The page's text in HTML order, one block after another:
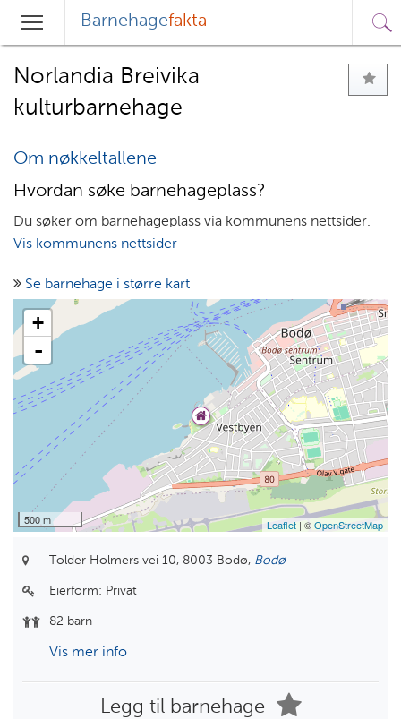
Hovedmeny
Barnehagefakta
Norlandia Breivika
kulturbarnehage
Om nøkkeltallene
Hvordan søke barnehageplass?
Du søker om barnehageplass via kommunens nettsider.
Vis kommunens nettsider
Se barnehage i større kart
+
-
500 m Leaflet | ©OpenStreetMap
Tolder Holmers vei 10, 8003 Bodø, Bodø
Eierform: Privat
82 barn
Vis mer info
Legg til barnehage